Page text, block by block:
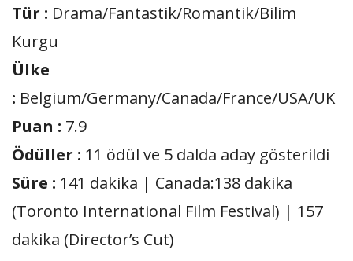
Tür : Drama/Fantastik/Romantik/Bilim
Kurgu
Ülke
: Belgium/Germany/Canada/France/USA/UK
Puan : 7.9
Ödüller : 11 ödül ve 5 dalda aday gösterildi
Süre : 141 dakika | Canada:138 dakika
(Toronto International Film Festival) | 157
dakika (Director’s Cut)